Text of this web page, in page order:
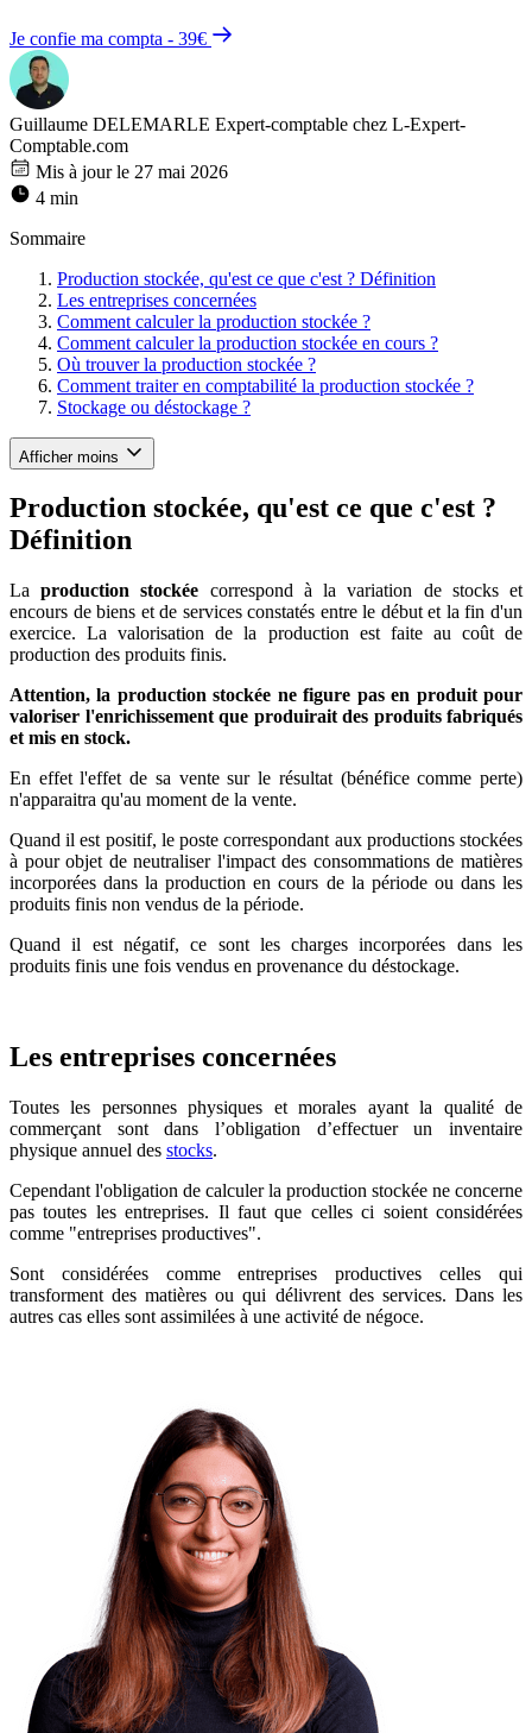
Je confie ma compta - 39€
Guillaume DELEMARLE Expert-comptable chez L-Expert-
Comptable.com
Mis à jour le 27 mai 2026
4 min
Sommaire
Production stockée, qu'est ce que c'est ? Définition
Les entreprises concernées
Comment calculer la production stockée ?
Comment calculer la production stockée en cours ?
Où trouver la production stockée ?
Comment traiter en comptabilité la production stockée ?
Stockage ou déstockage ?
Afficher moins
Production stockée, qu'est ce que c'est ?
Définition
Laproduction stockée correspond à la variation de stocks et
encours de biens et de services constatés entre le début et la fin d'un
exercice. La valorisation de la production est faite au coût de
production des produits finis.
Attention, la production stockée ne figure pas en produit pour
valoriser l'enrichissement que produirait des produits fabriqués
et mis en stock.
En effet l'effet de sa vente sur le résultat (bénéfice comme perte)
n'apparaitra qu'au moment de la vente.
Quand il est positif, le poste correspondant aux productions stockées
à pour objet de neutraliser l'impact des consommations de matières
incorporées dans la production en cours de la période ou dans les
produits finis non vendus de la période.
Quand il est négatif, ce sont les charges incorporées dans les
produits finis une fois vendus en provenance du déstockage.
Les entreprises concernées
Toutes les personnes physiques et morales ayant la qualité de
commerçant sont dans l’obligation d’effectuer un inventaire
physique annuel des stocks.
Cependant l'obligation de calculer la production stockée ne concerne
pas toutes les entreprises. Il faut que celles ci soient considérées
comme "entreprises productives".
Sont considérées comme entreprises productives celles qui
transforment des matières ou qui délivrent des services. Dans les
autres cas elles sont assimilées à une activité de négoce.